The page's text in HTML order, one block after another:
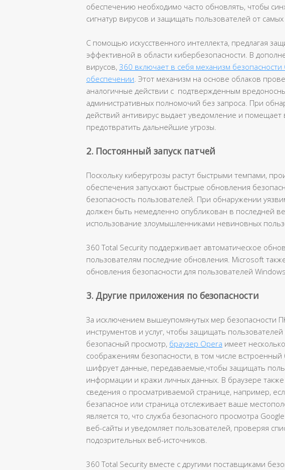
обеспечению необходимо часто обновлять, чтобы
сигнатур вирусов и защищать пользователей от
С помощью искусственного интеллекта, предлагая
эффективной в области кибербезопасности. В
вирусов, 360 включает в себя механизм
обеспечении . Этот механизм на основе облаков
аналогичные действии с подтвержденным
административных полномочий без запроса. При
действий антивирус выдает уведомление и помещает
предотвратить дальнейшие угрозы.
2. Постоянный запуск патчей
Поскольку киберугрозы растут быстрыми темпами,
обеспечения запускают быстрые обновления
безопасность пользователей. При обнаружении
должен быть немедленно опубликован в последней
использование злоумышленниками невиновных
360 Total Security поддерживает автоматическое
пользователям последние обновления. Microsoft
обновления безопасности для пользователей Windows.
3. Другие приложения по безопасности
За исключением вышеупомянутых мер безопасности
инструментов и услуг, чтобы защищать
безопасный просмотр, браузер Opera имеет
соображениям безопасности, в том числе встроенный
шифрует данные, передаваемые,чтобы защищать
информации и кражи личных данных. В браузере
сведения о просматриваемой странице, например,
безапасное или страница отслеживает ваше
является то, что служба безопасного просмотра
веб-сайты и уведомляет пользователей, проверяя
подозрительных веб-источников.
360 Total Security вместе с другими поставщиками